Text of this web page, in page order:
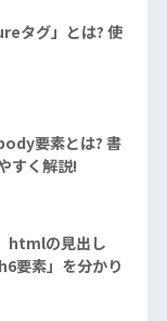
タグ」とは? 使
要素とは? 書
すく解説!
htmlの見出し
要素」を分かり